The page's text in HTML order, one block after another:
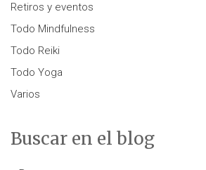
Retiros y eventos
Todo Mindfulness
Todo Reiki
Todo Yoga
Varios
Buscar en el blog